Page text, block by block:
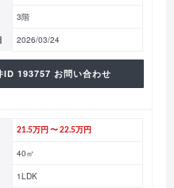
3階
2026/03/24
ID 193757 お問い合わせ
21.5万円 〜 22.5万円
40㎡
1LDK